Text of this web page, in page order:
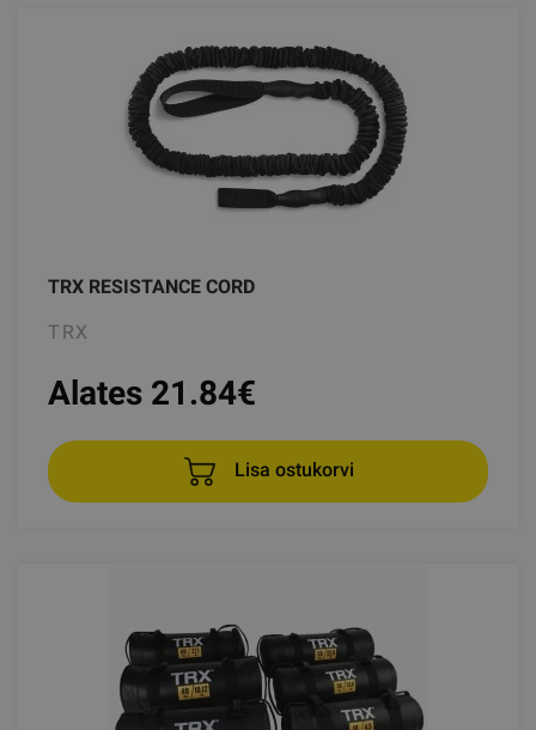
TRX RESISTANCE CORD
TRX
Alates 21.84€
Lisa ostukorvi